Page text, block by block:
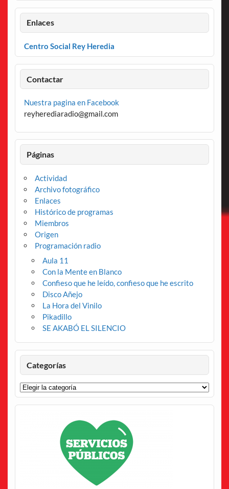
Enlaces
Centro Social Rey Heredia
Contactar
Nuestra pagina en Facebook
reyherediaradio@gmail.com
Páginas
Actividad
Archivo fotográfico
Enlaces
Histórico de programas
Miembros
Origen
Programación radio
Aula 11
Con la Mente en Blanco
Confieso que he leído, confieso que he escrito
Disco Añejo
La Hora del Vinilo
Pikadillo
SE AKABÓ EL SILENCIO
Categorías
Categorías